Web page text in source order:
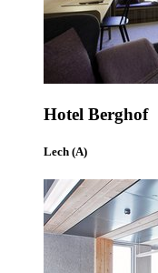
Hotel Berghof
Lech (A)